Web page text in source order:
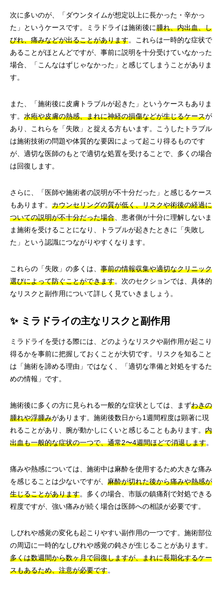
次に多いのが、「ダウンタイムが想定以上に長かった・辛かっ
た」というケースです。ミラドライは施術後に腫れ、内出血、し
びれ、痛みなどが出ることがあります。これらは一時的な症状で
あることがほとんどですが、事前に説明を十分受けていなかった
場合、「こんなはずじゃなかった」と感じてしまうことがありま
す。
また、「施術後に皮膚トラブルが起きた」というケースもありま
す。 水疱や皮膚の熱感、まれに神経の損傷などが生じるケースが
あり、これらを「失敗」と捉える方もいます。こうしたトラブル
は施術技術の問題や体質的な要因によって起こり得るものです
が、適切な医師のもとで適切な処置を受けることで、多くの場合
は回復します。
さらに、「医師や施術者の説明が不十分だった」と感じるケース
もあります。 カウンセリングの質が低く、リスクや術後の経過に
ついての説明が不十分だった場合 、患者側が十分に理解しないま
ま施術を受けることになり、トラブルが起きたときに「失敗し
た」という認識につながりやすくなります。
これらの「失敗」の多くは、 事前の情報収集や適切なクリニック
選びによって防ぐことができます。次のセクションでは、具体的
なリスクと副作用について詳しく見ていきましょう。
✨ ミラドライの主なリスクと副作用
ミラドライを受ける際には、どのようなリスクや副作用が起こり
得るかを事前に把握しておくことが大切です。リスクを知ること
は「施術を諦める理由」ではなく、「適切な準備と対処をするた
めの情報」です。
施術後に多くの方に見られる一般的な症状としては、まずわきの
腫れや浮腫みがあります。施術後数日から1週間程度は顕著に現
れることがあり、腕が動かしにくいと感じることもあります。 内
出血も一般的な症状の一つで、通常2〜4週間ほどで消退します。
痛みや熱感については、施術中は麻酔を使用するため大きな痛み
を感じることは少ないですが、 麻酔が切れた後から痛みや熱感が
生じることがあります。多くの場合、市販の鎮痛剤で対処できる
程度ですが、強い痛みが続く場合は医師への相談が必要です。
しびれや感覚の変化も起こりやすい副作用の一つです。施術部位
の周辺に一時的なしびれや感覚の鈍さが生じることがあります。
多くは数週間から数ヶ月で回復しますが、まれに長期化するケー
スもあるため、注意が必要です。